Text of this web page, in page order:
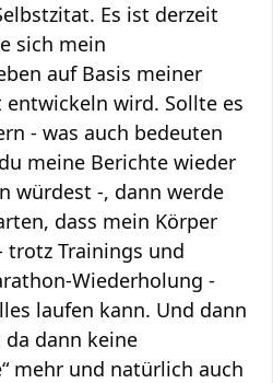
Es ist derzeit
sich mein
auf Basis meiner
wird. Sollte es
- was auch bedeuten
meine Berichte wieder
würdest -, dann werde
dass mein Körper
trotz Trainings und
Wiederholung -
laufen kann. Und dann
dann keine
mehr und natürlich auch